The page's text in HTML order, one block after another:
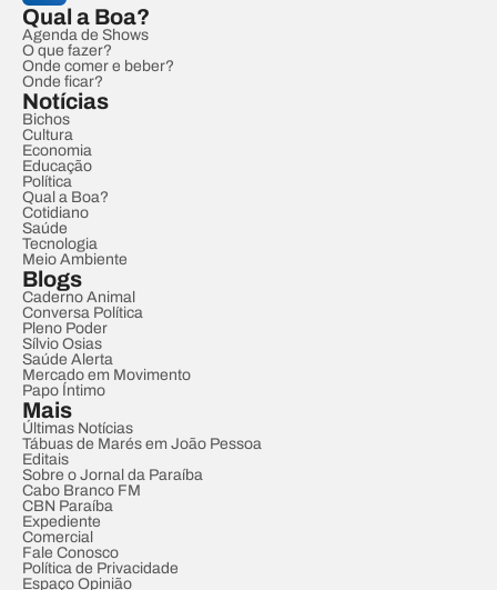
Qual a Boa?
Agenda de Shows
O que fazer?
Onde comer e beber?
Onde ficar?
Notícias
Bichos
Cultura
Economia
Educação
Política
Qual a Boa?
Cotidiano
Saúde
Tecnologia
Meio Ambiente
Blogs
Caderno Animal
Conversa Política
Pleno Poder
Sílvio Osias
Saúde Alerta
Mercado em Movimento
Papo Íntimo
Mais
Últimas Notícias
Tábuas de Marés em João Pessoa
Editais
Sobre o Jornal da Paraíba
Cabo Branco FM
CBN Paraíba
Expediente
Comercial
Fale Conosco
Política de Privacidade
Espaço Opinião